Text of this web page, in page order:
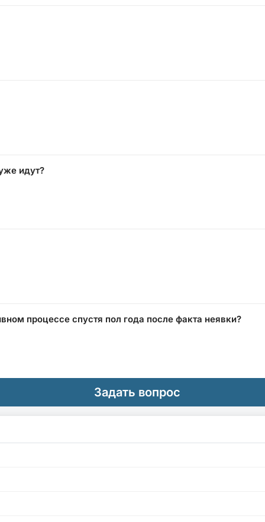
идут?
процессе спустя пол года после факта неявки?
Задать вопрос